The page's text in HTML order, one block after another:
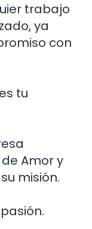
trabajo
ya
con
tu
Amor y
misión.